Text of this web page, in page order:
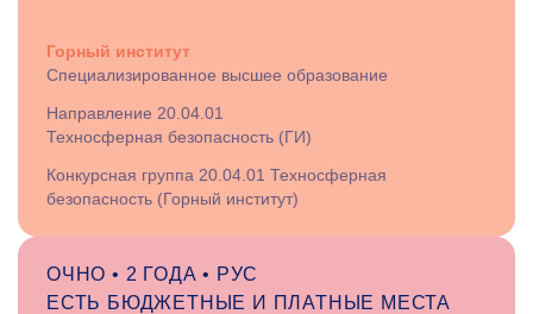
Горный институт
Специализированное высшее образование
Направление 20.04.01
Техносферная безопасность (ГИ)
Конкурсная группа 20.04.01 Техносферная
безопасность (Горный институт)
ОЧНО • 2 ГОДА • РУС
ЕСТЬ БЮДЖЕТНЫЕ И ПЛАТНЫЕ МЕСТА